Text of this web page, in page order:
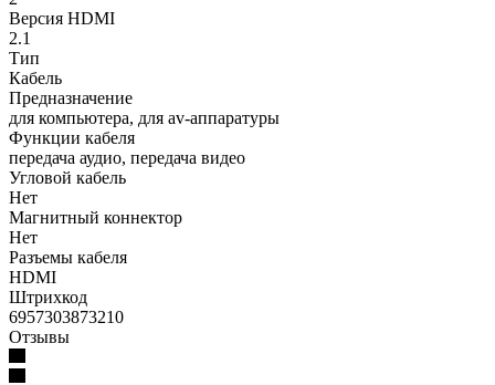
Версия HDMI
2.1
Тип
Кабель
Предназначение
для компьютера, для av-аппаратуры
Функции кабеля
передача аудио, передача видео
Угловой кабель
Нет
Магнитный коннектор
Нет
Разъемы кабеля
HDMI
Штрихкод
6957303873210
Отзывы